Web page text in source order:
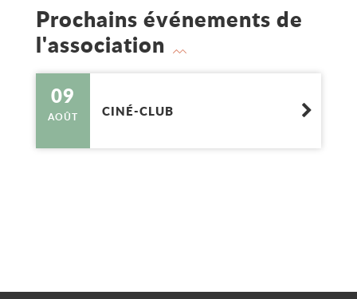
Prochains événements de
l'association
09
AOÛT CINÉ-CLUB